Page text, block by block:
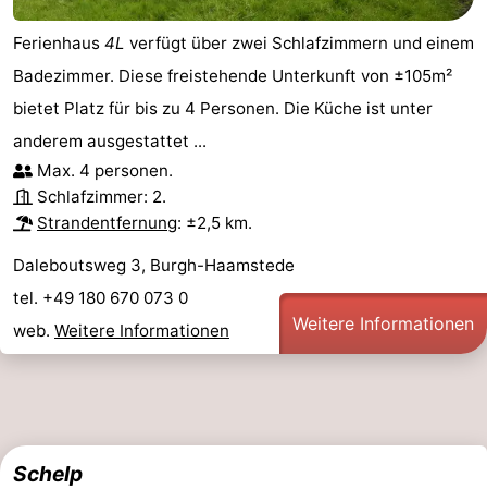
Ferienhaus 4L verfügt über zwei Schlafzimmern und einem
Badezimmer. Diese freistehende Unterkunft von ±105m²
bietet Platz für bis zu 4 Personen. Die Küche ist unter
anderem ausgestattet ...
Max. 4 personen.
Schlafzimmer: 2.
Strandentfernung: ±2,5 km.
Daleboutsweg 3, Burgh-Haamstede
tel. +49 180 670 073 0
web. Weitere Informationen Weitere Informationen
Schelp